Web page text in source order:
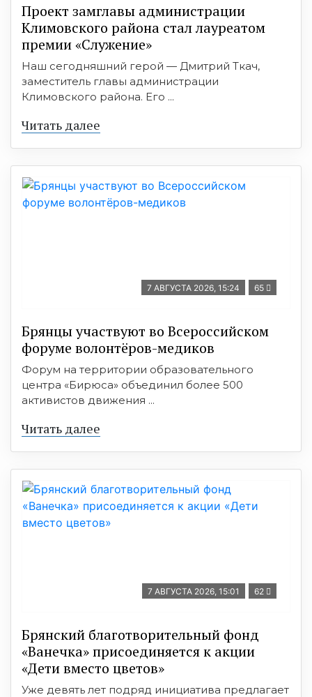
Проект замглавы администрации
Климовского района стал лауреатом
премии «Служение»
Наш сегодняшний герой — Дмитрий Ткач,
заместитель главы администрации
Климовского района. Его ...
Читать далее
7 АВГУСТА 2026, 15:24 65
Брянцы участвуют во Всероссийском
форуме волонтёров-медиков
Форум на территории образовательного
центра «Бирюса» объединил более 500
активистов движения ...
Читать далее
7 АВГУСТА 2026, 15:01 62
Брянский благотворительный фонд
«Ванечка» присоединяется к акции
«Дети вместо цветов»
Уже девять лет подряд инициатива предлагает